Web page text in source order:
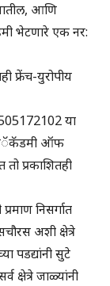
आणि
भेटणारे एक नर:
फ्रेंच-युरोपीय
या
अॅकॅडमी ऑफ
प्रकाशितही
निसर्गात
अशी क्षेत्रे
पडद्यांनी सुटे
क्षेत्रे जाळ्यांनी